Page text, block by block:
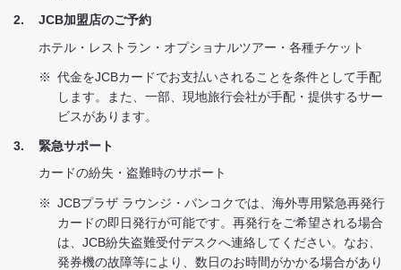
2
JCB加盟店のご予約
ホテル・レストラン・オプショナルツアー・各種チケット
※ 代金をJCBカードでお支払いされることを条件として手配
します。また、一部、現地旅行会社が手配・提供するサー
ビスがあります。
3
緊急サポート
カードの紛失・盗難時のサポート
※ JCBプラザ ラウンジ・バンコクでは、海外専用緊急再発行
カードの即日発行が可能です。再発行をご希望される場合
は、JCB紛失盗難受付デスクへ連絡してください。なお、
発券機の故障等により、数日のお時間がかかる場合があり